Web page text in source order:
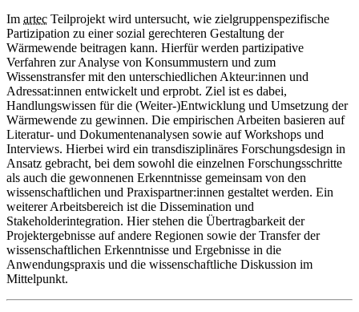
Im artec Teilprojekt wird untersucht, wie zielgruppenspezifische
Partizipation zu einer sozial gerechteren Gestaltung der
Wärmewende beitragen kann. Hierfür werden partizipative
Verfahren zur Analyse von Konsummustern und zum
Wissenstransfer mit den unterschiedlichen Akteur:innen und
Adressat:innen entwickelt und erprobt. Ziel ist es dabei,
Handlungswissen für die (Weiter-)Entwicklung und Umsetzung der
Wärmewende zu gewinnen. Die empirischen Arbeiten basieren auf
Literatur- und Dokumentenanalysen sowie aufWorkshops und
Interviews. Hierbei wird ein transdisziplinäres Forschungsdesign in
Ansatz gebracht, bei dem sowohl die einzelnen Forschungsschritte
als auch die gewonnenen Erkenntnisse gemeinsam von den
wissenschaftlichen und Praxispartner:innen gestaltet werden. Ein
weiterer Arbeitsbereich ist die Dissemination und
Stakeholderintegration. Hier stehen die Übertragbarkeit der
Projektergebnisse auf andere Regionen sowie der Transfer der
wissenschaftlichen Erkenntnisse und Ergebnisse in die
Anwendungspraxis und die wissenschaftliche Diskussion im
Mittelpunkt.